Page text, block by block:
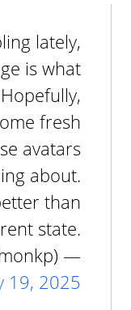
lately,
is what
fresh
avatars
about.
than
state.
— Simon P (@simonkp)
19, 2025